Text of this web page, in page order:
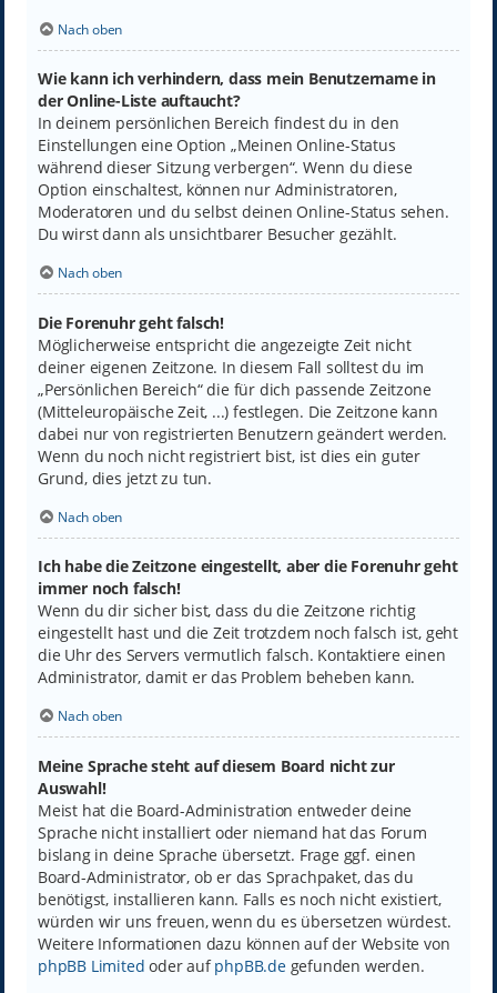
Nach oben
Wie kann ich verhindern, dass mein Benutzername in
der Online-Liste auftaucht?
In deinem persönlichen Bereich findest du in den
Einstellungen eine Option „Meinen Online-Status
während dieser Sitzung verbergen“. Wenn du diese
Option einschaltest, können nur Administratoren,
Moderatoren und du selbst deinen Online-Status sehen.
Du wirst dann als unsichtbarer Besucher gezählt.
Nach oben
Die Forenuhr geht falsch!
Möglicherweise entspricht die angezeigte Zeit nicht
deiner eigenen Zeitzone. In diesem Fall solltest du im
„Persönlichen Bereich“ die für dich passende Zeitzone
(Mitteleuropäische Zeit, ...) festlegen. Die Zeitzone kann
dabei nur von registrierten Benutzern geändert werden.
Wenn du noch nicht registriert bist, ist dies ein guter
Grund, dies jetzt zu tun.
Nach oben
Ich habe die Zeitzone eingestellt, aber die Forenuhr geht
immer noch falsch!
Wenn du dir sicher bist, dass du die Zeitzone richtig
eingestellt hast und die Zeit trotzdem noch falsch ist, geht
die Uhr des Servers vermutlich falsch. Kontaktiere einen
Administrator, damit er das Problem beheben kann.
Nach oben
Meine Sprache steht auf diesem Board nicht zur
Auswahl!
Meist hat die Board-Administration entweder deine
Sprache nicht installiert oder niemand hat das Forum
bislang in deine Sprache übersetzt. Frage ggf. einen
Board-Administrator, ob er das Sprachpaket, das du
benötigst, installieren kann. Falls es noch nicht existiert,
würden wir uns freuen, wenn du es übersetzen würdest.
Weitere Informationen dazu können auf der Website von
phpBB Limited oder aufphpBB.degefunden werden.